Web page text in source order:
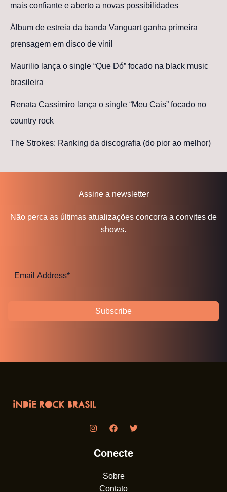
mais confiante e aberto a novas possibilidades
Álbum de estreia da banda Vanguart ganha primeira
prensagem em disco de vinil
Maurilio lança o single “Que Dó” focado na black music
brasileira
Renata Cassimiro lança o single “Meu Cais” focado no
country rock
The Strokes: Ranking da discografia (do pior ao melhor)
Assine a newsletter
Não perca as últimas atualizações concorra a convites de
shows.
Subscribe
Conecte
Sobre
Contato